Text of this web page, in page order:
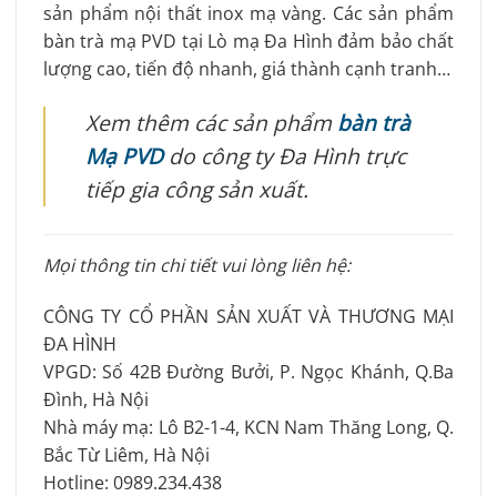
sản phẩm nội thất inox mạ vàng. Các sản phẩm
bàn trà mạ PVD tại Lò mạ Đa Hình đảm bảo chất
lượng cao, tiến độ nhanh, giá thành cạnh tranh…
Xem thêm các sản phẩm bàn trà
Mạ PVDdo công ty Đa Hình trực
tiếp gia công sản xuất.
Mọi thông tin chi tiết vui lòng liên hệ:
CÔNG TY CỔ PHẦN SẢN XUẤT VÀ THƯƠNG MẠI
ĐA HÌNH
VPGD: Số 42B Đường Bưởi, P. Ngọc Khánh, Q.Ba
Đình, Hà Nội
Nhà máy mạ: Lô B2-1-4, KCN Nam Thăng Long, Q.
Bắc Từ Liêm, Hà Nội
Hotline: 0989.234.438